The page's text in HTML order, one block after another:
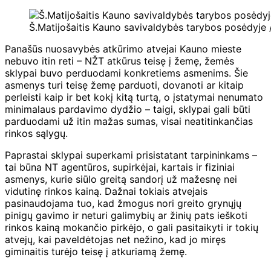
Š.Matijošaitis Kauno savivaldybės tarybos posėdyje
Panašūs nuosavybės atkūrimo atvejai Kauno mieste
nebuvo itin reti – NŽT atkūrus teisę į žemę, žemės
sklypai buvo perduodami konkretiems asmenims. Šie
asmenys turi teisę žemę parduoti, dovanoti ar kitaip
perleisti kaip ir bet kokį kitą turtą, o įstatymai nenumato
minimalaus pardavimo dydžio – taigi, sklypai gali būti
parduodami už itin mažas sumas, visai neatitinkančias
rinkos sąlygų.
Paprastai sklypai superkami prisistatant tarpininkams –
tai būna NT agentūros, supirkėjai, kartais ir fiziniai
asmenys, kurie siūlo greitą sandorį už mažesnę nei
vidutinę rinkos kainą. Dažnai tokiais atvejais
pasinaudojama tuo, kad žmogus nori greito grynųjų
pinigų gavimo ir neturi galimybių ar žinių pats ieškoti
rinkos kainą mokančio pirkėjo, o gali pasitaikyti ir tokių
atvejų, kai paveldėtojas net nežino, kad jo miręs
giminaitis turėjo teisę į atkuriamą žemę.